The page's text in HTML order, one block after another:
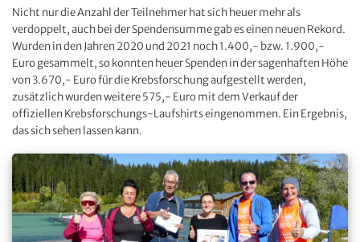
Nicht nur die Anzahl der Teilnehmer hat sich heuer mehr als
verdoppelt, auch bei der Spendensumme gab es einen neuen Rekord.
Wurden in den Jahren 2020 und 2021 noch 1.400,- bzw. 1.900,-
Euro gesammelt, so konnten heuer Spenden in der sagenhaften Höhe
von 3.670,- Euro für die Krebsforschung aufgestellt werden,
zusätzlich wurden weitere 575,- Euro mit dem Verkauf der
offiziellen Krebsforschungs-Laufshirts eingenommen. Ein Ergebnis,
das sich sehen lassen kann.